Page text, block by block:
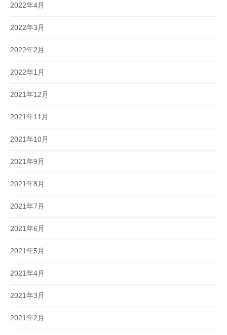
2022年4月
2022年3月
2022年2月
2022年1月
2021年12月
2021年11月
2021年10月
2021年9月
2021年8月
2021年7月
2021年6月
2021年5月
2021年4月
2021年3月
2021年2月